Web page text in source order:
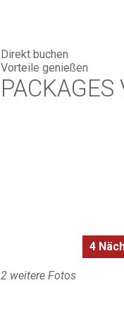
Direkt buchen
Vorteile genießen
4
2 weitere Fotos